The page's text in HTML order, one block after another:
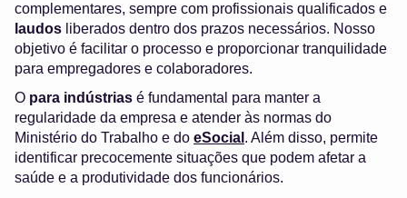
complementares, sempre com profissionais qualificados e
laudos liberados dentro dos prazos necessários. Nosso
objetivo é facilitar o processo e proporcionar tranquilidade
para empregadores e colaboradores.
O para indústrias é fundamental para manter a
regularidade da empresa e atender às normas do
Ministério do Trabalho e do eSocial . Além disso, permite
identificar precocemente situações que podem afetar a
saúde e a produtividade dos funcionários.